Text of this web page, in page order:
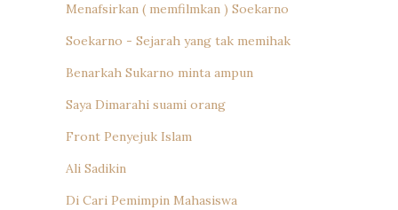
Menafsirkan ( memfilmkan ) Soekarno
Soekarno - Sejarah yang tak memihak
Benarkah Sukarno minta ampun
Saya Dimarahi suami orang
Front Penyejuk Islam
Ali Sadikin
Di Cari Pemimpin Mahasiswa